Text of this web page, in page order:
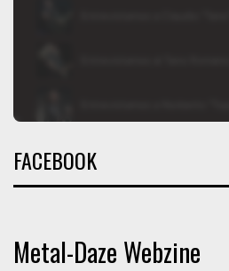
FACEBOOK
Metal-Daze Webzine